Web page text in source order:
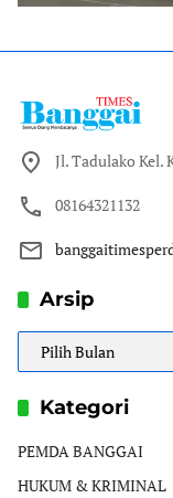
Jl. Tadulako Kel.
08164321132
Arsip
Arsip
Kategori
PEMDA BANGGAI
HUKUM & KRIMINAL